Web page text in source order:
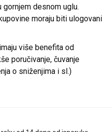
desnom uglu.
moraju biti ulogovani
više benefita od
poručivanje, čuvanje
o sniženjima i sl.)